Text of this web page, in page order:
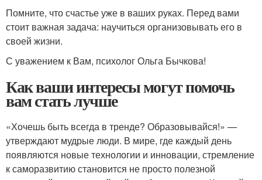
Помните, что счастье уже в ваших руках. Перед вами
стоит важная задача: научиться организовывать его в
своей жизни.
С уважением к Вам, психолог Ольга Бычкова!
Как ваши интересы могут помочь
вам стать лучше
«Хочешь быть всегда в тренде? Образовывайся!» —
утверждают мудрые люди. В мире, где каждый день
появляются новые технологии и инновации, стремление
к саморазвитию становится не просто полезной